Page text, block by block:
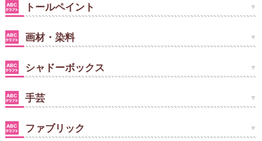
トールペイント
画材・染料
シャドーボックス
手芸
ファブリック